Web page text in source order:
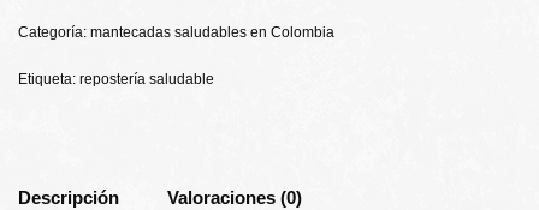
Categoría: mantecadas saludables en Colombia
Etiqueta: repostería saludable
Descripción Valoraciones (0)